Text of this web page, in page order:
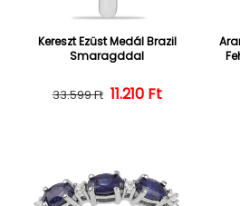
Kereszt Ezüst Medál Brazil
Smaragddal
Normál ár
33.599 Ft Kedvezményes ár
11.210 Ft